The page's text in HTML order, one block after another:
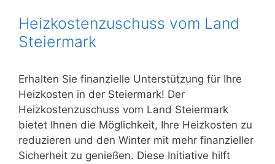
Heizkostenzuschuss vom Land
Steiermark
Erhalten Sie finanzielle Unterstützung für Ihre
Heizkosten in der Steiermark! Der
Heizkostenzuschuss vom Land Steiermark
bietet Ihnen die Möglichkeit, Ihre Heizkosten zu
reduzieren und den Winter mit mehr finanzieller
Sicherheit zu genießen. Diese Initiative hilft